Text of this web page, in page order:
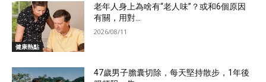
健康熱點
老年人身上為啥有“老人味”？或和6個原因
有關，用對...
2026/08/11
47歲男子膽囊切除，每天堅持散步，1年後